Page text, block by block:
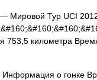
— Мировой Тур UCI
753,5 километра
о гонке